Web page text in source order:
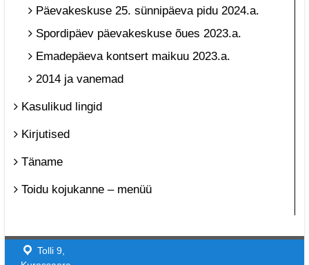
Päevakeskuse 25. sünnipäeva pidu 2024.a.
Spordipäev päevakeskuse õues 2023.a.
Emadepäeva kontsert maikuu 2023.a.
2014 ja vanemad
Kasulikud lingid
Kirjutised
Täname
Toidu kojukanne – menüü
Tolli 9,